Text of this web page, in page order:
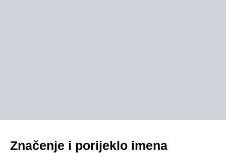
Značenje i porijeklo imena